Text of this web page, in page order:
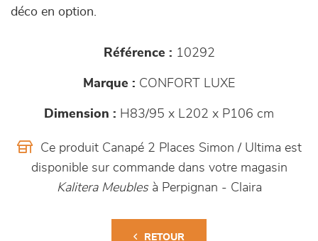
déco en option.
Référence : 10292
Marque : CONFORT LUXE
Dimension : H83/95 x L202 x P106 cm
Ce produit Canapé 2 Places Simon / Ultima est
disponible sur commande dans votre magasin
Kalitera Meubles à Perpignan - Claira
RETOUR